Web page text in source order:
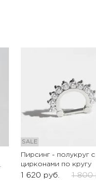
SALE
Пирсинг - полукруг с
цирконами по кругу
1 620 руб. 1 800